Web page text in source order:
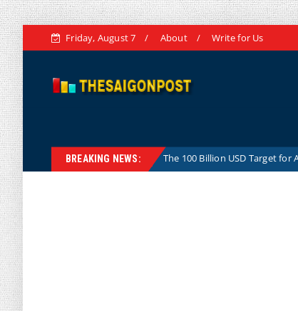
Friday, August 7 About Write for Us
BREAKING NEWS:
The 100 Billion USD Target for Agricultural,